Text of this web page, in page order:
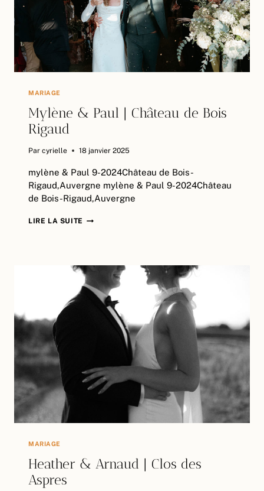
MARIAGE
Mylène & Paul | Château de Bois
Rigaud
Par cyrielle 18 janvier 2025
mylène & Paul 9-2024Château de Bois-
Rigaud,Auvergne mylène & Paul 9-2024Château
de Bois-Rigaud,Auvergne
LIRE LA SUITE MYLÈNE
CHÂTEAU
DE
BOIS
RIGAUD
MARIAGE
Heather & Arnaud | Clos des
Aspres